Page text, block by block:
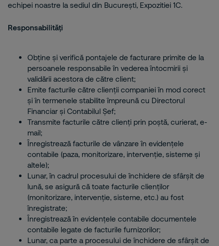
echipei noastre la sediul din București, Expozitiei 1C.
Responsabilități
Obține și verifică pontajele de facturare primite de la
persoanele responsabile în vederea întocmirii și
validării acestora de către client;
Emite facturile către clienții companiei în mod corect
și în termenele stabilite împreună cu Directorul
Financiar și Contabilul Șef;
Transmite facturile către clienți prin poștă, curierat, e-
mail;
Înregistrează facturile de vânzare în evidențele
contabile (paza, monitorizare, intervenție, sisteme și
altele);
Lunar, în cadrul procesului de închidere de sfârșit de
lună, se asigură că toate facturile clienților
(monitorizare, intervenție, sisteme, etc.) au fost
înregistrate;
Înregistrează în evidențele contabile documentele
contabile legate de facturile furnizorilor;
Lunar, ca parte a procesului de închidere de sfârșit de